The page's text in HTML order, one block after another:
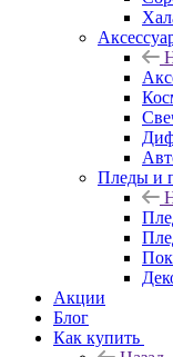
Пледы и
Акции
Блог
Как купить